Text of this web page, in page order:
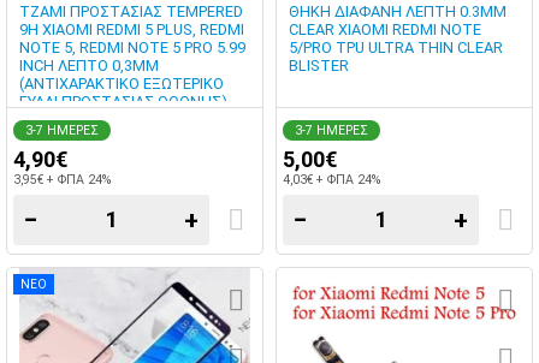
ΤΖΑΜΙ ΠΡΟΣΤΑΣΙΑΣ TEMPERED
9H XIAOMI REDMI 5 PLUS, REDMI
NOTE 5, REDMI NOTE 5 PRO 5.99
INCH ΛΕΠΤΟ 0,3MM
(ΑΝΤΙΧΑΡΑΚΤΙΚΟ ΕΞΩΤΕΡΙΚΟ
ΓΥΑΛΙ ΠΡΟΣΤΑΣΙΑΣ ΟΘΟΝΗΣ).
3-7 ΗΜΕΡΕΣ
4,90€
3,95€ + ΦΠΑ 24%
− +
ΘΗΚΗ ΔΙΑΦΑΝΗ ΛΕΠΤΗ 0.3MM
CLEAR XIAOMI REDMI NOTE
5/PRO TPU ULTRA THIN CLEAR
BLISTER
3-7 ΗΜΕΡΕΣ
5,00€
4,03€ + ΦΠΑ 24%
− +
ΝΕΟ